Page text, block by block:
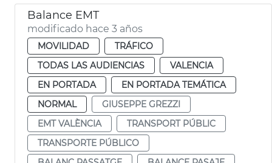
Balance EMT
modificado hace 3 años
MOVILIDAD
TRÁFICO
TODAS LAS AUDIENCIAS
VALENCIA
EN PORTADA
EN PORTADA TEMÁTICA
NORMAL
GIUSEPPE GREZZI
EMT VALÈNCIA
TRANSPORT PÚBLIC
TRANSPORTE PÚBLICO